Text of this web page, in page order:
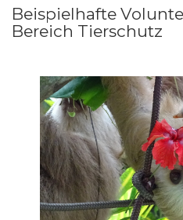
Beispielhafte
Bereich Tierschutz